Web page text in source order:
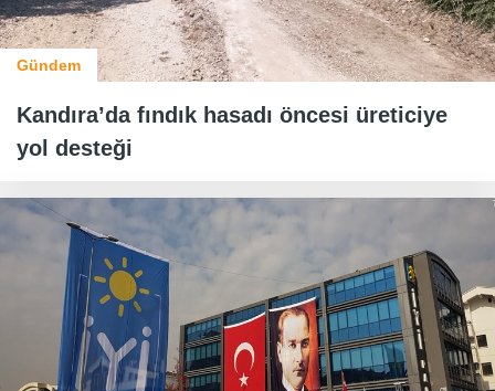
Gündem
Kandıra’da fındık hasadı öncesi üreticiye
yol desteği